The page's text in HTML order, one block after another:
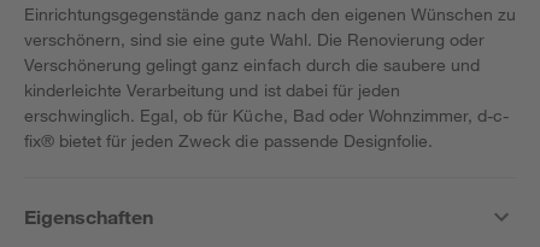
Einrichtungsgegenstände ganz nach den eigenen Wünschen zu
verschönern, sind sie eine gute Wahl. Die Renovierung oder
Verschönerung gelingt ganz einfach durch die saubere und
kinderleichte Verarbeitung und ist dabei für jeden
erschwinglich. Egal, ob für Küche, Bad oder Wohnzimmer, d-c-
fix® bietet für jeden Zweck die passende Designfolie.
Eigenschaften